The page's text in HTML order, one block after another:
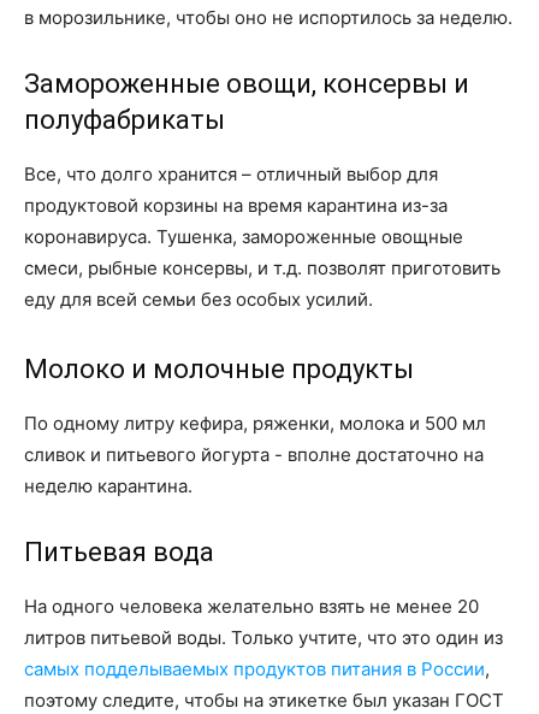
в морозильнике, чтобы оно не испортилось за неделю.
Замороженные овощи, консервы и
полуфабрикаты
Все, что долго хранится – отличный выбор для
продуктовой корзины на время карантина из-за
коронавируса. Тушенка, замороженные овощные
смеси, рыбные консервы, и т.д. позволят приготовить
еду для всей семьи без особых усилий.
Молоко и молочные продукты
По одному литру кефира, ряженки, молока и 500 мл
сливок и питьевого йогурта - вполне достаточно на
неделю карантина.
Питьевая вода
На одного человека желательно взять не менее 20
литров питьевой воды. Только учтите, что это один из
самых подделываемых продуктов питания в России,
поэтому следите, чтобы на этикетке был указан ГОСТ